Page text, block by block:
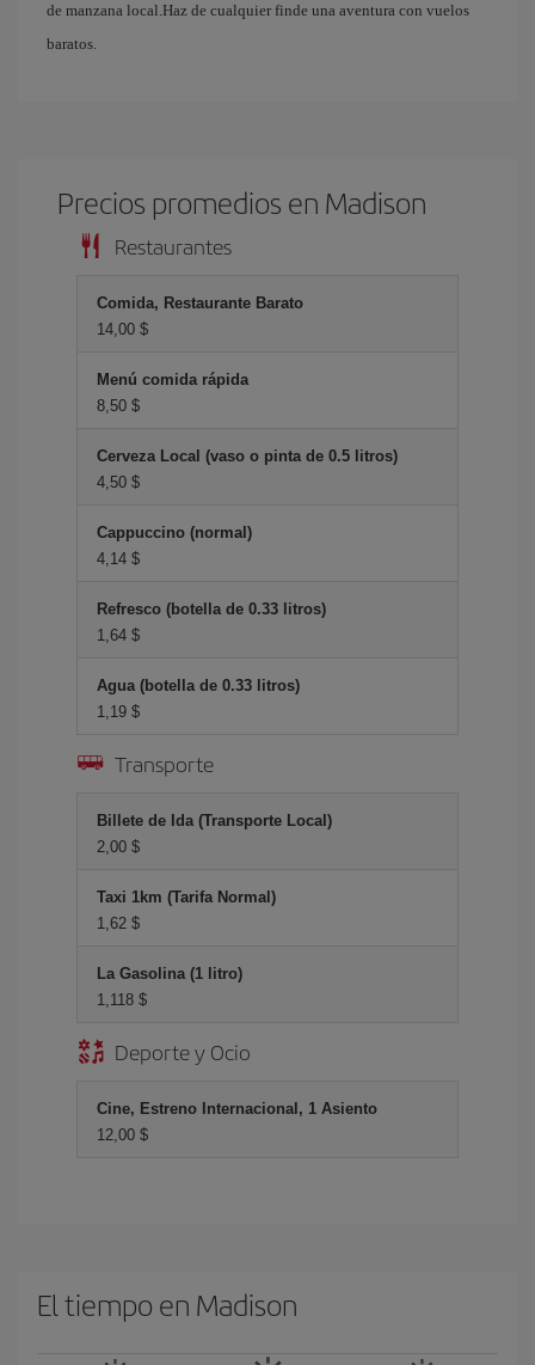
de manzana local.Haz de cualquier finde una aventura con vuelos
baratos.
Precios promedios en Madison
Restaurantes
Comida, Restaurante Barato
14,00 $
Menú comida rápida
8,50 $
Cerveza Local (vaso o pinta de 0.5 litros)
4,50 $
Cappuccino (normal)
4,14 $
Refresco (botella de 0.33 litros)
1,64 $
Agua (botella de 0.33 litros)
1,19 $
Transporte
Billete de Ida (Transporte Local)
2,00 $
Taxi 1km (Tarifa Normal)
1,62 $
La Gasolina (1 litro)
1,118 $
Deporte y Ocio
Cine, Estreno Internacional, 1 Asiento
12,00 $
El tiempo en Madison